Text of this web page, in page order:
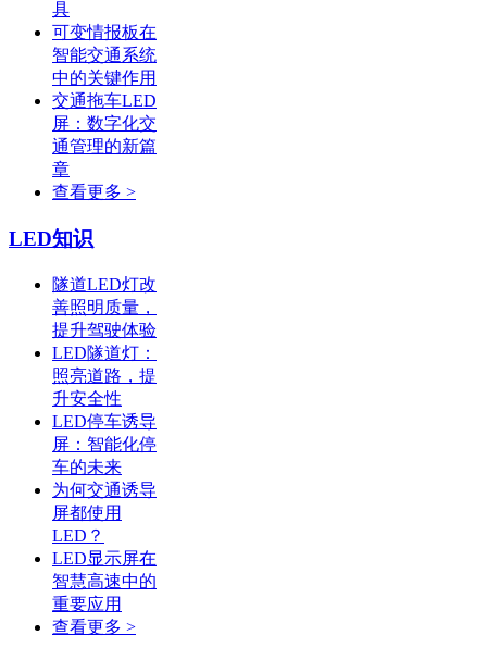
具
可变情报板在
智能交通系统
中的关键作用
交通拖车LED
屏：数字化交
通管理的新篇
章
查看更多 >
LED知识
隧道LED灯改
善照明质量，
提升驾驶体验
LED隧道灯：
照亮道路，提
升安全性
LED停车诱导
屏：智能化停
车的未来
为何交通诱导
屏都使用
LED？
LED显示屏在
智慧高速中的
重要应用
查看更多 >